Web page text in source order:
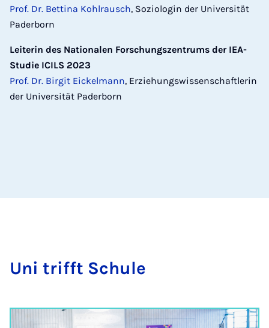
Prof. Dr. Bettina Kohlrausch, Soziologin der Universität
Paderborn
Leiterin des Nationalen Forschungszentrums der IEA-
Studie ICILS 2023
Prof. Dr. Birgit Eickelmann, Erziehungswissenschaftlerin
der Universität Paderborn
Uni trifft Schu­le